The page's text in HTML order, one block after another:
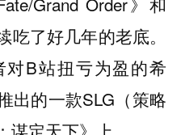
吃了好几年的老底。
B站扭亏为盈的希
出的一款SLG（策略